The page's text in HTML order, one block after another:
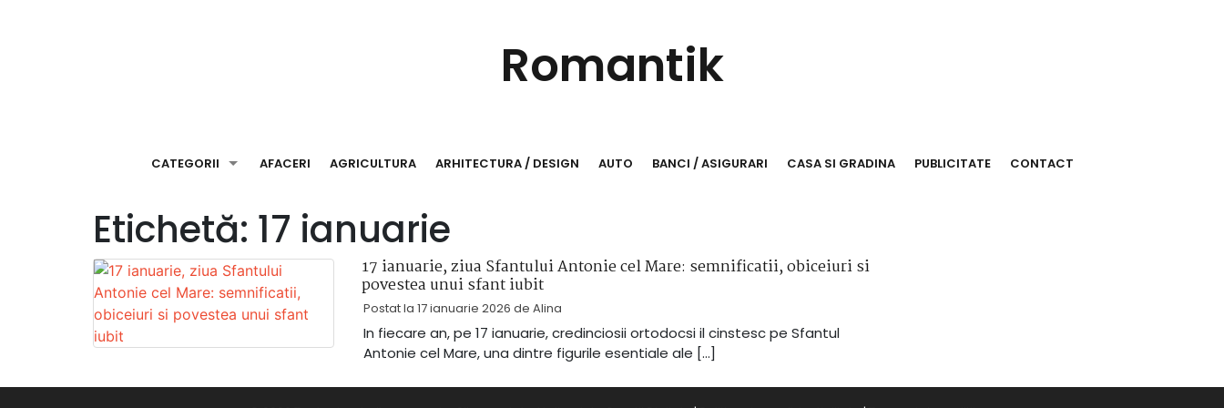
Romantik
CATEGORII AFACERI AGRICULTURA ARHITECTURA / DESIGN AUTO BANCI / ASIGURARI CASA SI GRADINA PUBLICITATE CONTACT
Etichetă: 17 ianuarie
17 ianuarie, ziua Sfantului Antonie cel Mare: semnificatii, obiceiuri si
povestea unui sfant iubit
Postat la 17 ianuarie 2026 de Alina
In fiecare an, pe 17 ianuarie, credinciosii ortodocsi il cinstesc pe Sfantul
Antonie cel Mare, una dintre figurile esentiale ale […]